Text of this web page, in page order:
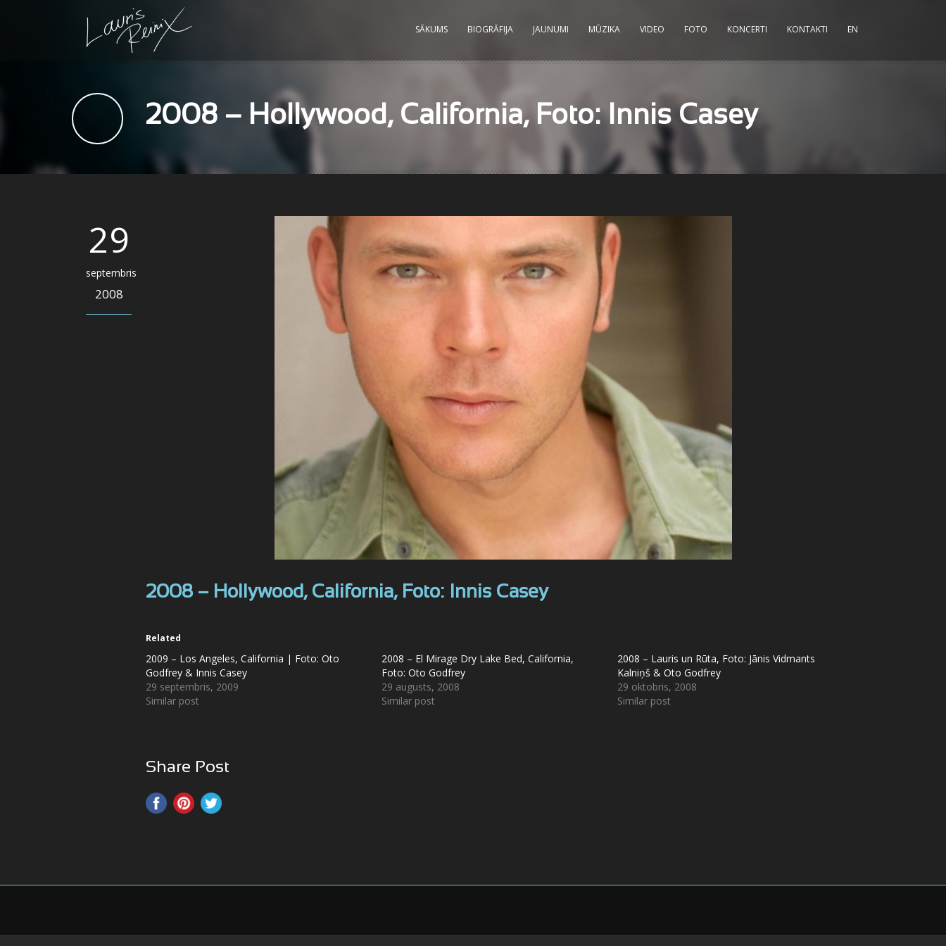
SĀKUMS BIOGRĀFIJA JAUNUMI MŪZIKA VIDEO FOTO KONCERTI KONTAKTI EN
2008 – Hollywood, California, Foto: Innis Casey
29
septembris
2008
2008 – Hollywood, California, Foto: Innis Casey
Related
2009 – Los Angeles, California | Foto: Oto
Godfrey & Innis Casey
29 septembris, 2009
Similar post
2008 – El Mirage Dry Lake Bed, California,
Foto: Oto Godfrey
29 augusts, 2008
Similar post
2008 – Lauris un Rūta, Foto: Jānis Vidmants
Kalniņš & Oto Godfrey
29 oktobris, 2008
Similar post
Share Post